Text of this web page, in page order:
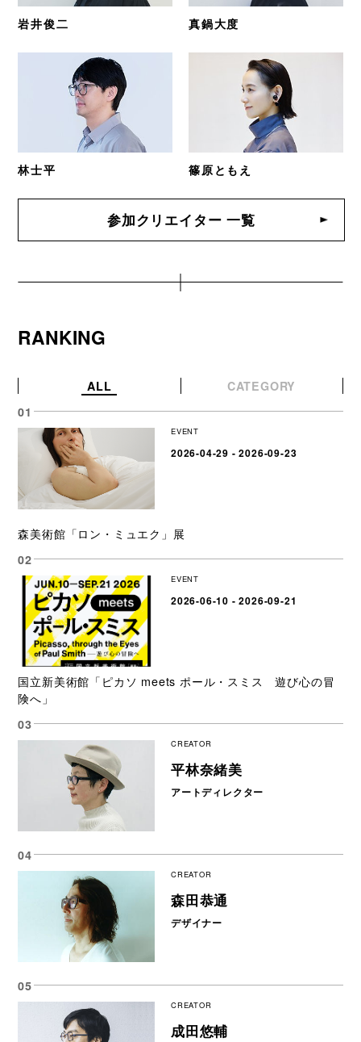
岩井俊二 真鍋大度
林士平 篠原ともえ
参加クリエイター 一覧
RANKING
ALL CATEGORY
EVENT
2026-04-29 - 2026-09-23
森美術館「ロン・ミュエク」展
EVENT
2026-06-10 - 2026-09-21
国立新美術館「ピカソ meets ポール・スミス 遊び心の冒
険へ」
CREATOR
平林奈緒美
アートディレクター
CREATOR
森田恭通
デザイナー
CREATOR
成田悠輔